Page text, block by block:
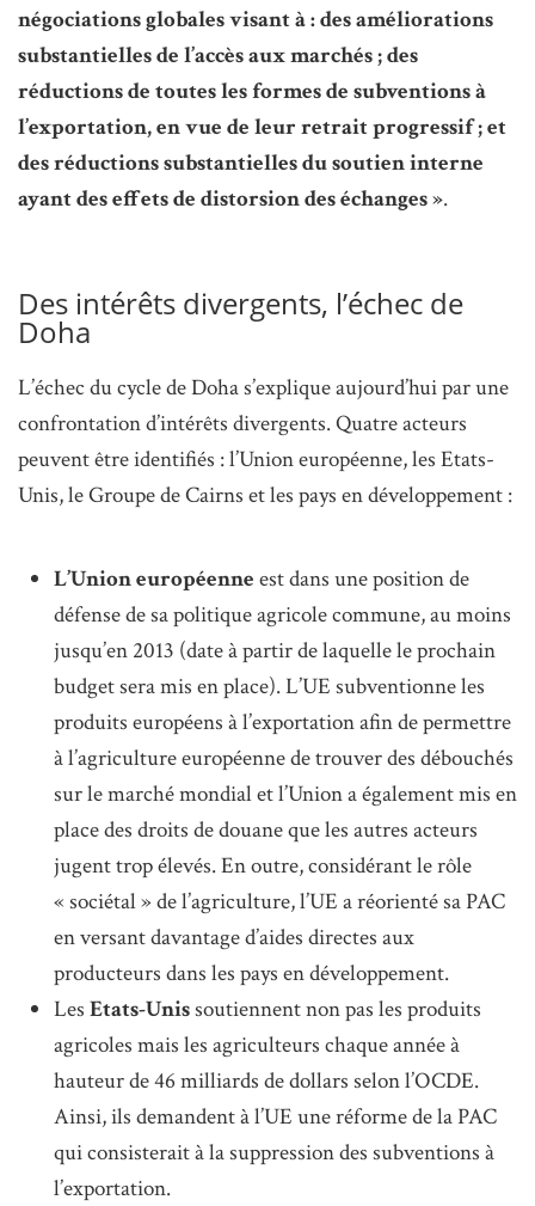
négociations globales visant à : des améliorations
substantielles de l’accès aux marchés ; des
réductions de toutes les formes de subventions à
l’exportation, en vue de leur retrait progressif ; et
des réductions substantielles du soutien interne
ayant des effets de distorsion des échanges ».
Des intérêts divergents, l’échec de
Doha
L’échec du cycle de Doha s’explique aujourd’hui par une
confrontation d’intérêts divergents. Quatre acteurs
peuvent être identifiés : l’Union européenne, les Etats-
Unis, le Groupe de Cairns et les pays en développement :
L’Union européenne est dans une position de
défense de sa politique agricole commune, au moins
jusqu’en 2013 (date à partir de laquelle le prochain
budget sera mis en place). L’UE subventionne les
produits européens à l’exportation afin de permettre
à l’agriculture européenne de trouver des débouchés
sur le marché mondial et l’Union a également mis en
place des droits de douane que les autres acteurs
jugent trop élevés. En outre, considérant le rôle
« sociétal » de l’agriculture, l’UE a réorienté sa PAC
en versant davantage d’aides directes aux
producteurs dans les pays en développement.
Les Etats-Unissoutiennent non pas les produits
agricoles mais les agriculteurs chaque année à
hauteur de 46 milliards de dollars selon l’OCDE.
Ainsi, ils demandent à l’UE une réforme de la PAC
qui consisterait à la suppression des subventions à
l’exportation.